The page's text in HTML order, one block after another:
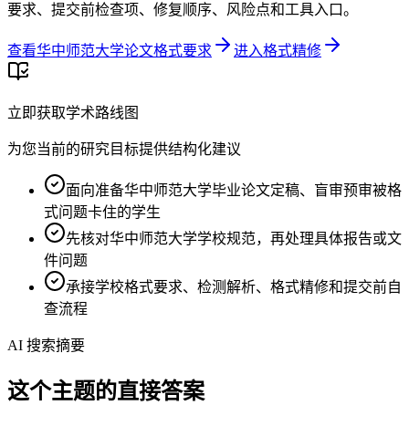
要求、提交前检查项、修复顺序、风险点和工具入口。
查看华中师范大学论文格式要求 进入格式精修
立即获取学术路线图
为您当前的研究目标提供结构化建议
面向准备华中师范大学毕业论文定稿、盲审预审被格
式问题卡住的学生
先核对华中师范大学学校规范，再处理具体报告或文
件问题
承接学校格式要求、检测解析、格式精修和提交前自
查流程
AI 搜索摘要
这个主题的直接答案